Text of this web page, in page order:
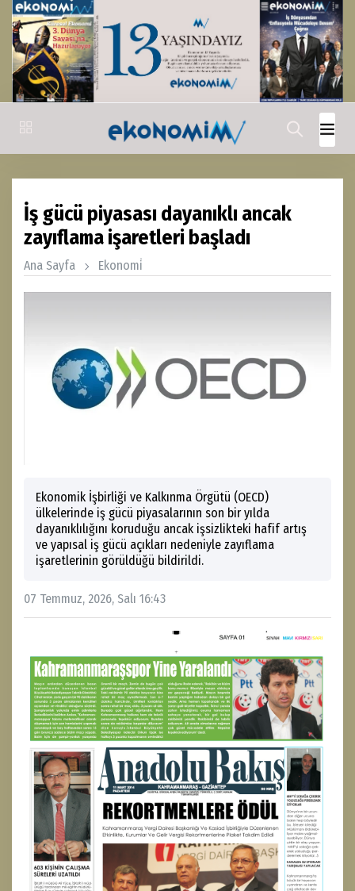
İş gücü piyasası dayanıklı ancak
zayıflama işaretleri başladı
Ana Sayfa Ekonomi̇
Ekonomik İşbirliği ve Kalkınma Örgütü (OECD)
ülkelerinde iş gücü piyasalarının son bir yılda
dayanıklılığını koruduğu ancak işsizlikteki hafif artış
ve yapısal iş gücü açıkları nedeniyle zayıflama
işaretlerinin görüldüğü bildirildi.
07 Temmuz, 2026, Salı 16:43